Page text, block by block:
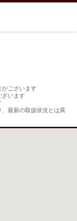
ございます
ざいます
最新の取扱状況とは異